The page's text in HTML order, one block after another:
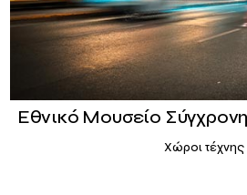
Εθνικό Μουσείο
Χώροι τέχνης